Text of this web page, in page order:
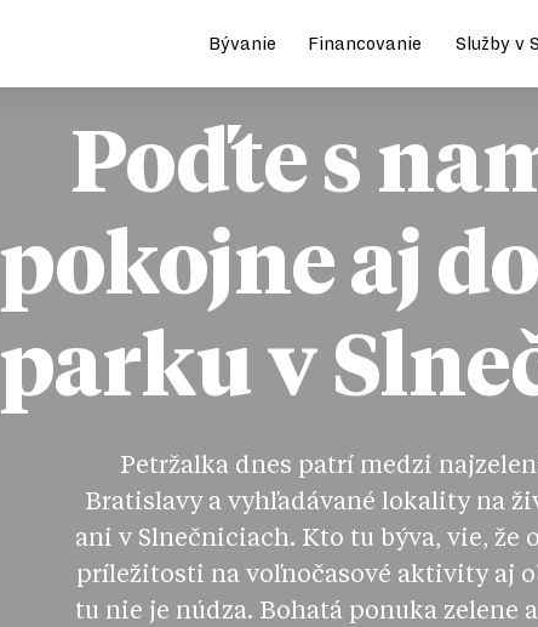
Bývanie Financovanie Služby v
Poďte s
pokojne aj
parku v
Petržalka dnes patrí medzi
Bratislavy a vyhľadávané lokality na
ani v Slnečniciach. Kto tu býva, vie, že
príležitosti na voľnočasové aktivity aj
tu nie je núdza. Bohatá ponuka zelene